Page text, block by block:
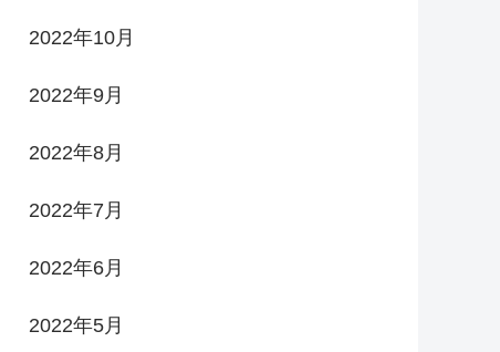
2022年10月
2022年9月
2022年8月
2022年7月
2022年6月
2022年5月